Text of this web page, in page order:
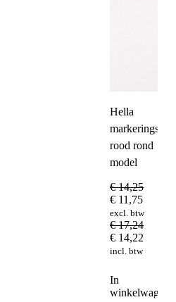
Hella
markeringslamp
rood rond
model
€14,25
€ 11,75
excl. btw
€17,24
€ 14,22
incl. btw
In
winkelwagen